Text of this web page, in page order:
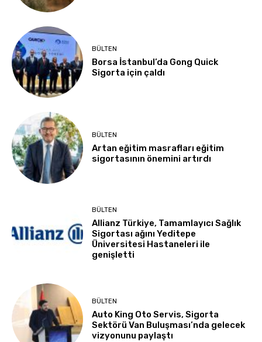
BÜLTEN
Borsa İstanbul’da Gong Quick
Sigorta için çaldı
BÜLTEN
Artan eğitim masrafları eğitim
sigortasının önemini artırdı
BÜLTEN
Allianz Türkiye, Tamamlayıcı Sağlık
Sigortası ağını Yeditepe
Üniversitesi Hastaneleri ile
genişletti
BÜLTEN
Auto King Oto Servis, Sigorta
Sektörü Van Buluşması’nda gelecek
vizyonunu paylaştı